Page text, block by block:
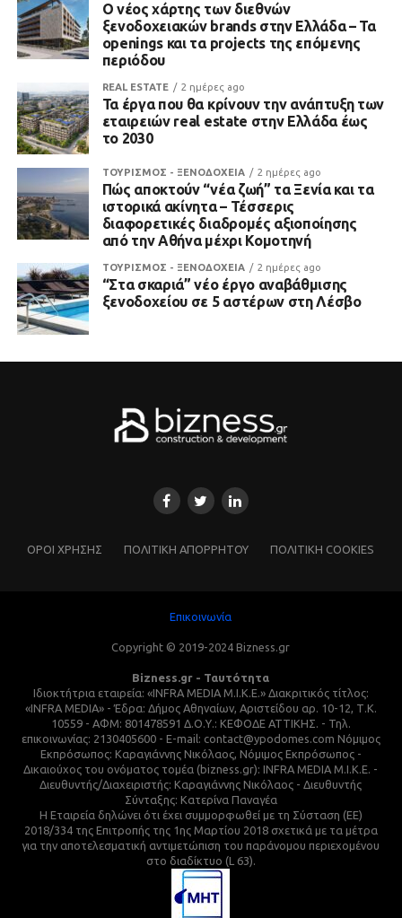
Ο νέος χάρτης των διεθνών
ξενοδοχειακών brands στην Ελλάδα – Τα
openings και τα projects της επόμενης
περιόδου
REAL ESTATE 2 ημέρες ago
Τα έργα που θα κρίνουν την ανάπτυξη των
εταιρειών real estate στην Ελλάδα έως
το 2030
ΤΟΥΡΙΣΜΟΣ - ΞΕΝΟΔΟΧΕΙΑ 2 ημέρες ago
Πώς αποκτούν “νέα ζωή” τα Ξενία και τα
ιστορικά ακίνητα – Τέσσερις
διαφορετικές διαδρομές αξιοποίησης
από την Αθήνα μέχρι Κομοτηνή
ΤΟΥΡΙΣΜΟΣ - ΞΕΝΟΔΟΧΕΙΑ 2 ημέρες ago
“Στα σκαριά” νέο έργο αναβάθμισης
ξενοδοχείου σε 5 αστέρων στη Λέσβο
ΌΡΟΙ ΧΡΗΣΗΣ ΠΟΛΙΤΙΚΗ ΑΠΟΡΡΗΤΟΥ ΠΟΛΙΤΙΚΗ COOKIES
Επικοινωνία
Copyright © 2019-2024 Bizness.gr
Bizness.gr - Ταυτότητα
Ιδιοκτήτρια εταιρεία: «INFRA MEDIA M.I.K.E.» Διακριτικός τίτλος:
«INFRA MEDIA» - Έδρα: Δήμος Αθηναίων, Αριστείδου αρ. 10-12, Τ.Κ.
10559 - ΑΦΜ: 801478591 Δ.Ο.Υ.: ΚΕΦΟΔΕ ΑΤΤΙΚΗΣ. - Τηλ.
επικοινωνίας: 2130405600 - E-mail: contact@ypodomes.com Νόμιμος
Εκπρόσωπος: Καραγιάννης Νικόλαος, Νόμιμος Εκπρόσωπος -
Δικαιούχος του ονόματος τομέα (bizness.gr): INFRA MEDIA M.I.K.E. -
Διευθυντής/Διαχειριστής: Καραγιάννης Νικόλαος - Διευθυντής
Σύνταξης: Κατερίνα Παναγέα
Η Εταιρεία δηλώνει ότι έχει συμμορφωθεί με τη Σύσταση (ΕΕ)
2018/334 της Επιτροπής της 1ης Μαρτίου 2018 σχετικά με τα μέτρα
για την αποτελεσματική αντιμετώπιση του παράνομου περιεχομένου
στο διαδίκτυο (L 63).